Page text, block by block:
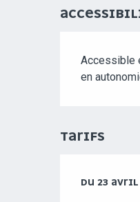
Accessible
en
TARIFS
DU 23
DU 23